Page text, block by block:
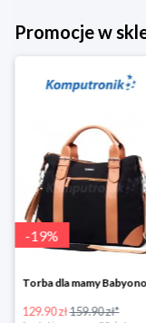
Promocje w
-19%
129.90 zł159.90 zł*